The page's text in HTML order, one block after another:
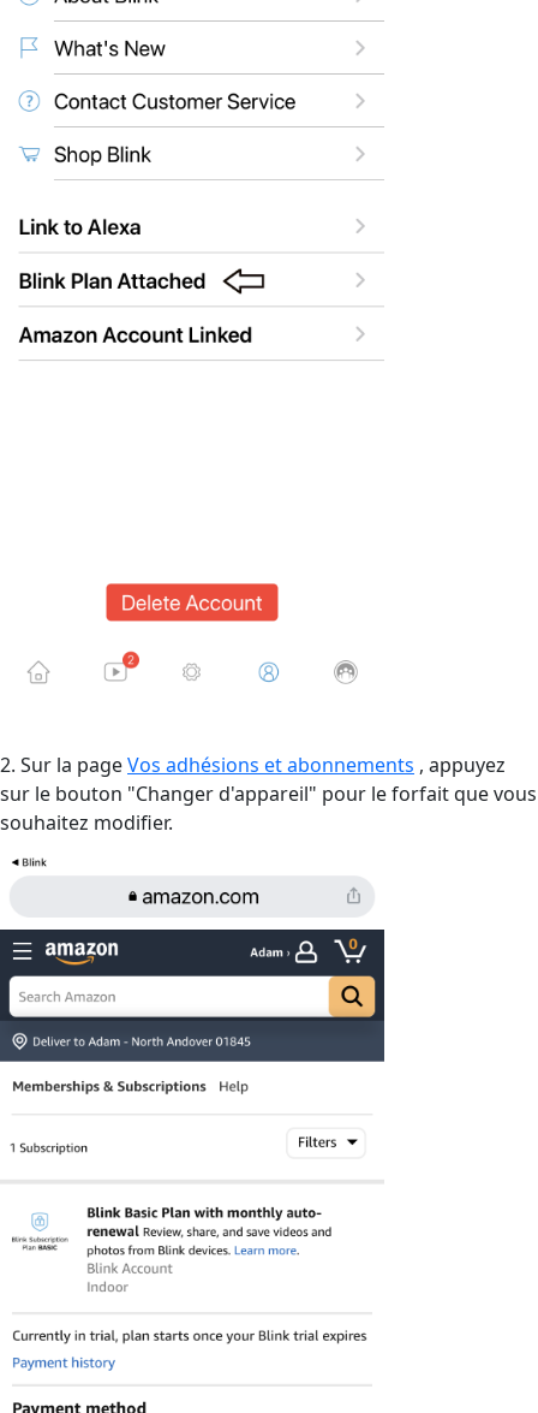
2. Sur la pageVos adhésions et abonnements , appuyez
sur le bouton "Changer d'appareil" pour le forfait que vous
souhaitez modifier.